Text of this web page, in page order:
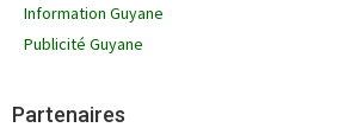
Information Guyane
Publicité Guyane
Partenaires